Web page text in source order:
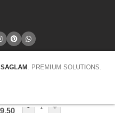
SAGLAM . PREMIUM SOLUTIONS.
- +